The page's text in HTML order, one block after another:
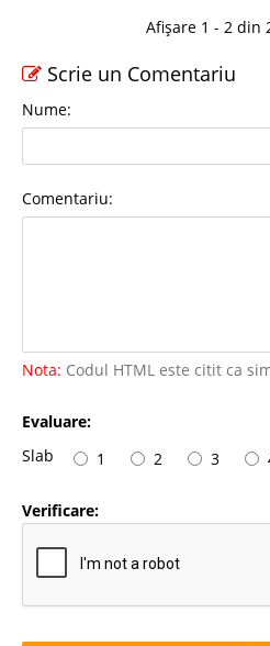
Afișare 1 - 2 din
Scrie un Comentariu
Nume:
Comentariu:
Nota: Codul HTML este citit ca
Evaluare:
Slab
1 2 3
Verificare: